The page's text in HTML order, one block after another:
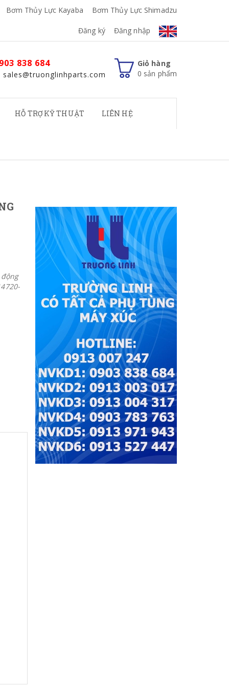
Bơm Thủy Lực Kayaba Bơm Thủy Lực Shimadzu
Đăng ký Đăng nhập
Giỏ hàng
0 sản phẩm
838 684
sales@truonglinhparts.com
HỖ TRỢ KỸ THUẬT LIÊN HỆ